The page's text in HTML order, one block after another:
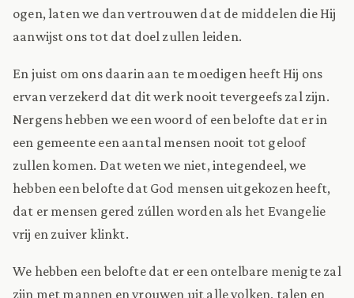
ogen, laten we dan vertrouwen dat de middelen die Hij
aanwijst ons tot dat doel zullen leiden.
En juist om ons daarin aan te moedigen heeft Hij ons
ervan verzekerd dat dit werk nooit tevergeefs zal zijn.
Nergens hebben we een woord of een belofte dat er in
een gemeente een aantal mensen nooit tot geloof
zullen komen. Dat weten we niet, integendeel, we
hebben een belofte dat God mensen uitgekozen heeft,
dat er mensen gered zúllen worden als het Evangelie
vrij en zuiver klinkt.
We hebben een belofte dat er een ontelbare menigte zal
zijn met mannen en vrouwen uit alle volken, talen en